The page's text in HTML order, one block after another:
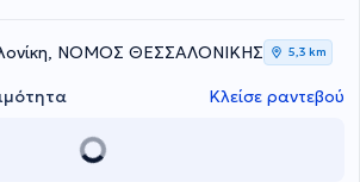
ιατρός είναι μέλος της Ελληνικής Εταιρείας
με στόχο τη διαρκή επιμόρφωση και
ΝΟΜΟΣ ΘΕΣΣΑΛΟΝΙΚΗΣ 5,3 km
Κλείσε ραντεβού